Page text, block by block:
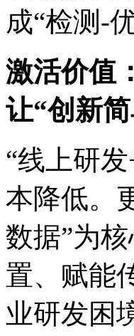
成“检测-
激活价值：
让“创新
“线上研发
本降低。
数据”为核
置、赋
业研发困